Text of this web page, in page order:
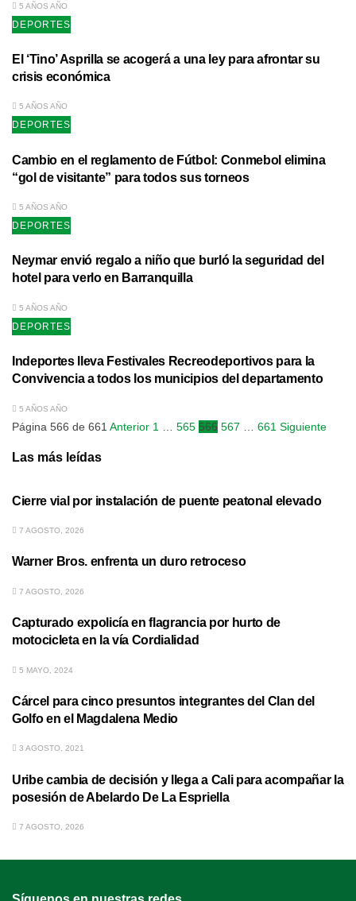
5 AÑOS AÑO
DEPORTES
El ‘Tino’ Asprilla se acogerá a una ley para afrontar su
crisis económica
5 AÑOS AÑO
DEPORTES
Cambio en el reglamento de Fútbol: Conmebol elimina
“gol de visitante” para todos sus torneos
5 AÑOS AÑO
DEPORTES
Neymar envió regalo a niño que burló la seguridad del
hotel para verlo en Barranquilla
5 AÑOS AÑO
DEPORTES
Indeportes lleva Festivales Recreodeportivos para la
Convivencia a todos los municipios del departamento
5 AÑOS AÑO
Página 566 de 661 Anterior 1 565 566 567 661 Siguiente
Las más leídas
Cierre vial por instalación de puente peatonal elevado
7 AGOSTO, 2026
Warner Bros. enfrenta un duro retroceso
7 AGOSTO, 2026
Capturado expolicía en flagrancia por hurto de
motocicleta en la vía Cordialidad
5 MAYO, 2024
Cárcel para cinco presuntos integrantes del Clan del
Golfo en el Magdalena Medio
3 AGOSTO, 2021
Uribe cambia de decisión y llega a Cali para acompañar la
posesión de Abelardo De La Espriella
7 AGOSTO, 2026